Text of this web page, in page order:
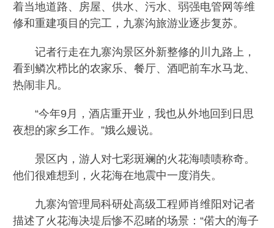
着当地道路、房屋、供水、污水、弱强电管网等维
修和重建项目的完工，九寨沟旅游业逐步复苏。
记者行走在九寨沟景区外新整修的川九路上，
看到鳞次栉比的农家乐、餐厅、酒吧前车水马龙、
热闹非凡。
“今年9月，酒店重开业，我也从外地回到日思
夜想的家乡工作。”娥么嫚说。
景区内，游人对七彩斑斓的火花海啧啧称奇。
他们很难想到，火花海在地震中一度消失。
九寨沟管理局科研处高级工程师肖维阳对记者
描述了火花海决堤后惨不忍睹的场景：“偌大的海子